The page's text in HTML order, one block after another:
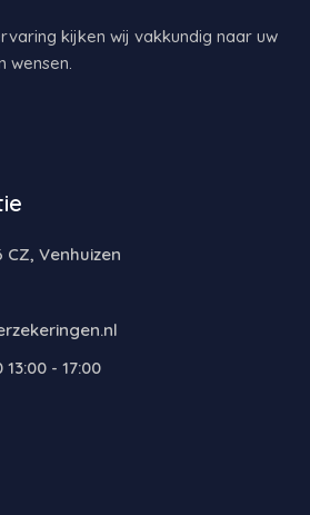
kijken wij vakkundig naar uw
wensen.
CZ, Venhuizen
- 17:00